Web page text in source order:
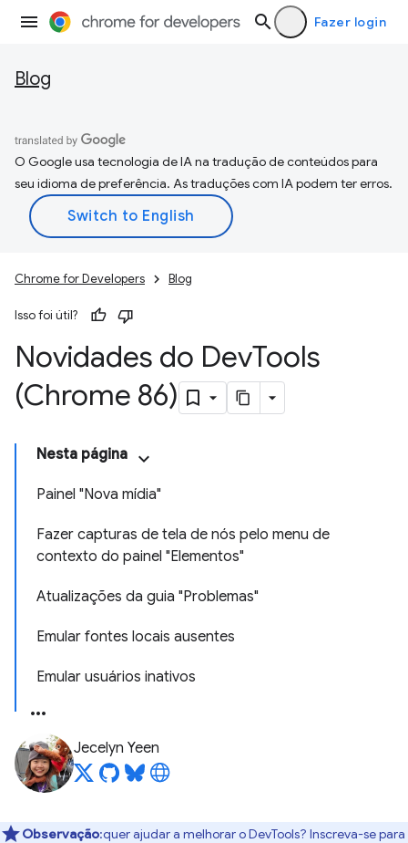
Fazer login
Blog
O Google usa tecnologia de IA na tradução de conteúdos para
seu idioma de preferência. As traduções com IA podem ter erros.
Chrome for Developers Blog
Isso foi útil?
Novidades do DevTools
(Chrome 86)
Nesta página
Painel "Nova mídia"
Fazer capturas de tela de nós pelo menu de
contexto do painel "Elementos"
Atualizações da guia "Problemas"
Emular fontes locais ausentes
Emular usuários inativos
Jecelyn Yeen
Observação:quer ajudar a melhorar o DevTools? Inscreva-se para